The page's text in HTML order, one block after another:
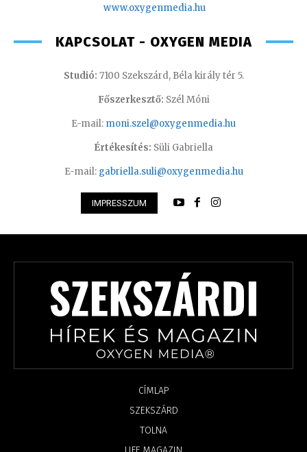
www.oxygenmedia.hu
KAPCSOLAT - OXYGEN MEDIA
Studió: 7100 Szekszárd, Béla király tér 5.
Főszerkesztő: Szél Móni
E-mail: moni.szel@oxygenmedia.hu
Értékesítés: Süli Gabriella
E-mail: gabriella.suli@oxygenmedia.hu
IMPRESSZUM
CÍMLAP
SZEKSZÁRD
TOLNA